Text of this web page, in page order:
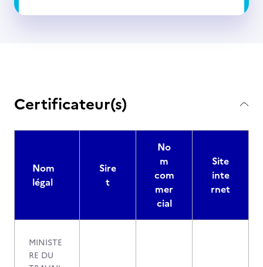
Certificateur(s)
Nom
légal
Sire
t
No
m
com
mer
cial
Site
inte
rnet
MINISTE
RE DU